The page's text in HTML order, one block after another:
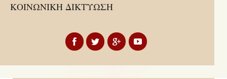
ΚΟΙΝΩΝΙΚΗ ΔΙΚΤΥΩΣΗ